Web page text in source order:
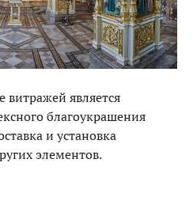
витражей является
благоукрашения
и установка
элементов.